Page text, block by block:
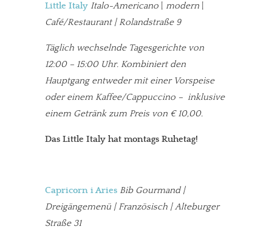
Little Italy Italo-Americano modern
Café/Restaurant | Rolandstraße 9
Täglich wechselnde Tagesgerichte von
12:00 – 15:00 Uhr. Kombiniert den
Hauptgang entweder mit einer Vorspeise
oder einem Kaffee/Cappuccino – inklusive
einem Getränk zum Preis von € 10,00.
Das Little Italy hat montags Ruhetag!
Capricorn i Aries Bib Gourmand |
Dreigängemenü | Französisch | Alteburger
Straße 31